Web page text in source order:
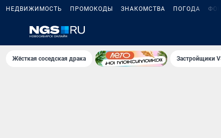
НЕДВИЖИМОСТЬ ПРОМОКОДЫ ЗНАКОМСТВА ПОГОДА
Жёсткая соседская драка Застройщики